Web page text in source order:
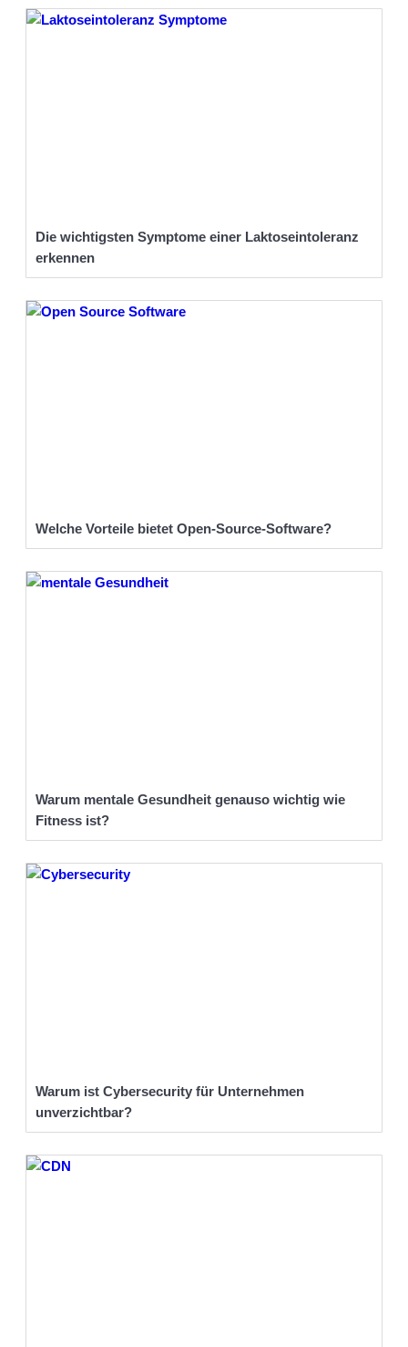
Die wichtigsten Symptome einer Laktoseintoleranz
erkennen
Welche Vorteile bietet Open-Source-Software?
Warum mentale Gesundheit genauso wichtig wie
Fitness ist?
Warum ist Cybersecurity für Unternehmen
unverzichtbar?